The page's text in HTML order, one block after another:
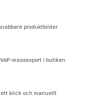
produktbilder
massexport i butiken
klick och manuellt